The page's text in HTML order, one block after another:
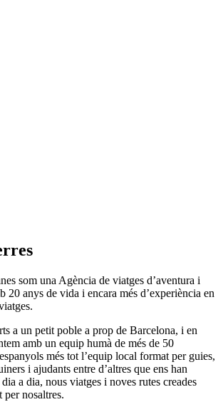
som una Agència de viatges d’aventura i
20 anys de vida i encara més d’experiència en
a un petit poble a prop de Barcelona, i en
amb un equip humà de més de 50
més tot l’equip local format per guies,
i ajudants entre d’altres que ens han
a dia, nous viatges i noves rutes creades
per nosaltres.